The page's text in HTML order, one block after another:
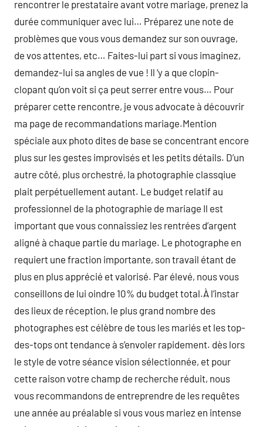
rencontrer le prestataire avant votre mariage, prenez la
durée communiquer avec lui… Préparez une note de
problèmes que vous vous demandez sur son ouvrage,
de vos attentes, etc… Faites-lui part si vous imaginez,
demandez-lui sa angles de vue ! Il ‘y a que clopin-
clopant qu’on voit si ça peut serrer entre vous… Pour
préparer cette rencontre, je vous advocate à découvrir
ma page de recommandations mariage.Mention
spéciale aux photo dites de base se concentrant encore
plus sur les gestes improvisés et les petits détails. D’un
autre côté, plus orchestré, la photographie classqiue
plait perpétuellement autant. Le budget relatif au
professionnel de la photographie de mariage Il est
important que vous connaissiez les rentrées d’argent
aligné à chaque partie du mariage. Le photographe en
requiert une fraction importante, son travail étant de
plus en plus apprécié et valorisé. Par élevé, nous vous
conseillons de lui oindre 10% du budget total.À l’instar
des lieux de réception, le plus grand nombre des
photographes est célèbre de tous les mariés et les top-
des-tops ont tendance à s’envoler rapidement. dès lors
le style de votre séance vision sélectionnée, et pour
cette raison votre champ de recherche réduit, nous
vous recommandons de entreprendre de les requêtes
une année au préalable si vous vous mariez en intense